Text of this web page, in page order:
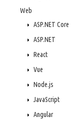
Web
ASP.NET Core
ASP.NET
React
Vue
Node.js
JavaScript
Angular